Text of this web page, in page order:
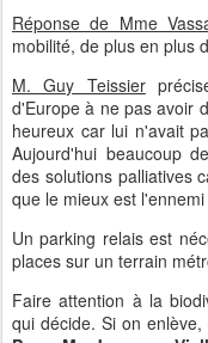
Réponse de Mme
mobilité, de plus en plus
M. Guy Teissier
d'Europe à ne pas avoir
heureux car lui n'avait
Aujourd'hui beaucoup
des solutions palliatives
que le mieux est
Un parking relais est
places sur un terrain
Faire attention à la
qui décide. Si on